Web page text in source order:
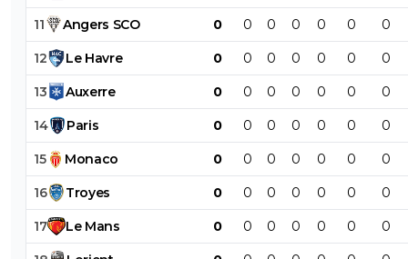
11 Angers SCO 0 0 0 0 0 0 0
12 Le Havre 0 0 0 0 0 0 0
13 Auxerre 0 0 0 0 0 0 0
14 Paris 0 0 0 0 0 0 0
15 Monaco 0 0 0 0 0 0 0
16 Troyes 0 0 0 0 0 0 0
17 Le Mans 0 0 0 0 0 0 0